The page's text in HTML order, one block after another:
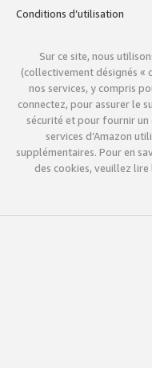
Conditions d’utilisation
Sur ce site, nous
(collectivement désignés «
nos services, y compris
connectez, pour assurer le
sécurité et pour fournir un
services d’Amazon
supplémentaires. Pour en
des cookies, veuillez lire